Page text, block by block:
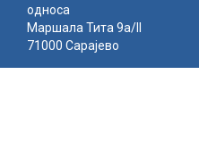
односа
Маршала Тита 9а/II
71000 Сарајево